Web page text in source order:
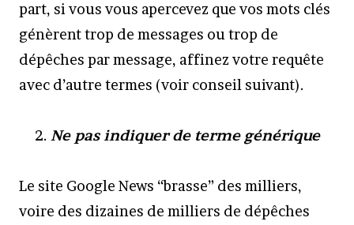
part, si vous vous apercevez que vos mots clés
génèrent trop de messages ou trop de
dépêches par message, affinez votre requête
avec d’autre termes (voir conseil suivant).
Ne pas indiquer de terme générique
Le site Google News “brasse” des milliers,
voire des dizaines de milliers de dépêches